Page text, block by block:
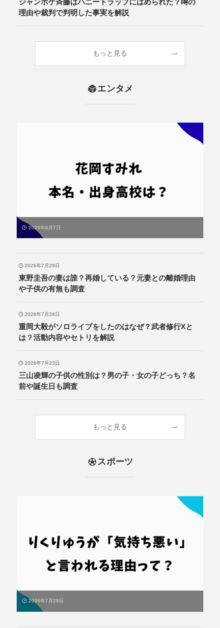
ジャンポケ斉藤はハニートラップにはめられた？噂の
理由や裁判で判明した事実を解説
もっと見る
エンタメ
2026年8月7日
2026年7月29日
東野圭吾の妻は誰？再婚している？元妻との離婚理由
や子供の有無も調査
2026年7月28日
重岡大毅がソロライブをしたのはなぜ？武者修行Xと
は？活動内容やセトリを解説
2026年7月23日
三山凌輝の子供の性別は？男の子・女の子どっち？名
前や誕生日も調査
もっと見る
スポーツ
2026年7月29日